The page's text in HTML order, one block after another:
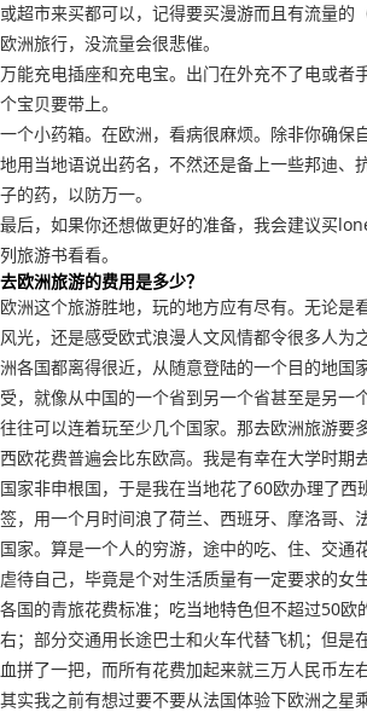
或超市来买都可以，记得要买漫游而且有流量
欧洲旅行，没流量会很悲催。
万能充电插座和充电宝。出门在外充不了电或者
个宝贝要带上。
一个小药箱。在欧洲，看病很麻烦。除非你确保
地用当地语说出药名，不然还是备上一些邦迪、
子的药，以防万一。
最后，如果你还想做更好的准备，我会建议买
列旅游书看看。
去欧洲旅游的费用是多少？
欧洲这个旅游胜地，玩的地方应有尽有。无论是
风光，还是感受欧式浪漫人文风情都令很多人为
洲各国都离得很近，从随意登陆的一个目的地国
受，就像从中国的一个省到另一个省甚至是另一
往往可以连着玩至少几个国家。那去欧洲旅游要
西欧花费普遍会比东欧高。我是有幸在大学时期
国家非申根国，于是我在当地花了60欧办理了西
签，用一个月时间浪了荷兰、西班牙、摩洛哥、
国家。算是一个人的穷游，途中的吃、住、交通
虐待自己，毕竟是个对生活质量有一定要求的女
各国的青旅花费标准；吃当地特色但不超过50欧
右；部分交通用长途巴士和火车代替飞机；但是
血拼了一把，而所有花费加起来就三万人民币左右
其实我之前有想过要不要从法国体验下欧洲之星